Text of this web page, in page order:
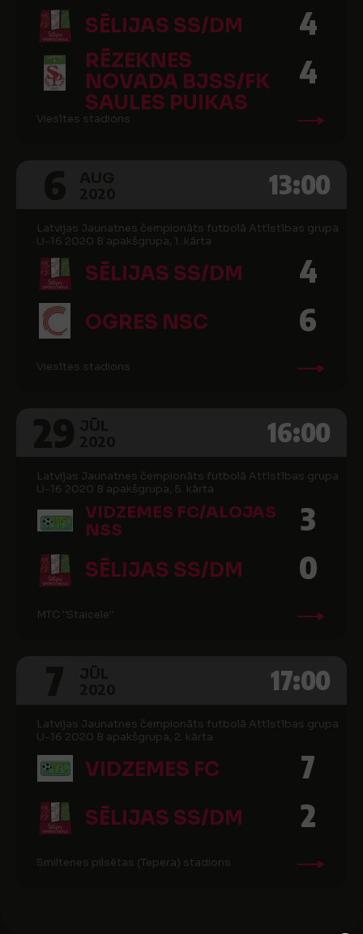
SĒLIJAS SS/DM 4
RĒZEKNES
NOVADA BJSS/FK
SAULES PUIKAS
4
Viesītes stadions
13:00
Latvijas Jaunatnes čempionāts futbolā Attīstības grupa
U-16 2020 B apakšgrupa, 1. kārta
SĒLIJAS SS/DM 4
OGRES NSC 6
Viesītes stadions
16:00
Latvijas Jaunatnes čempionāts futbolā Attīstības grupa
U-16 2020 B apakšgrupa, 5. kārta
VIDZEMES FC/ALOJAS
NSS
3
SĒLIJAS SS/DM 0
MTC ''Staicele''
17:00
Latvijas Jaunatnes čempionāts futbolā Attīstības grupa
U-16 2020 B apakšgrupa, 2. kārta
VIDZEMES FC 7
SĒLIJAS SS/DM 2
Smiltenes pilsētas (Tepera) stadions